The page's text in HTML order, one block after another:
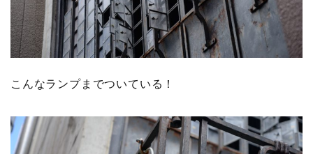
こんなランプまでついている！